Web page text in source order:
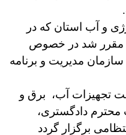
و آب استان که در
گردید مقرر شد در خصوص
سازمان مدیریت و برنامه
تجهیزات آب، برق و
دادگستری،
برگزار گردد